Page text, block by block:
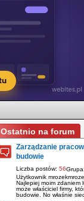
Ostatnio na forum
Zarządzanie
budowie
Liczba postów: 56Grupa:
Użytkownik
Najlepiej moim zdaniem
może właściciel firmy,
budowie. No właśnie